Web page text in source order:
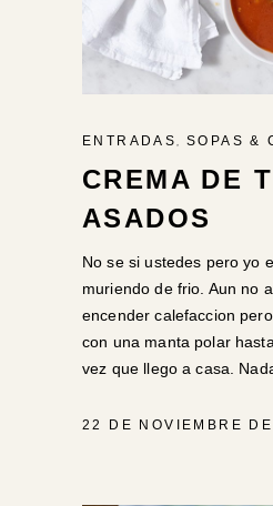
ENTRADAS ,SOPAS &
CREMA DE
ASADOS
No se si ustedes pero yo
muriendo de frio. Aun no
encender calefaccion
con una manta polar
vez que llego a casa.
22 DE NOVIEMBRE